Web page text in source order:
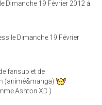
Dimanche 19 Février 2012 à
le Dimanche 19 Février
fansub et de
(animé&manga)
Ashton XD )